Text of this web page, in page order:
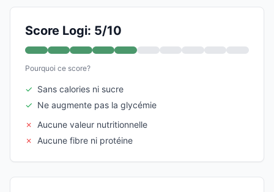
Score Logi: 5/10
Pourquoi ce score?
✓ Sans calories ni sucre
✓ Ne augmente pas la glycémie
✗
Aucune valeur nutritionnelle
✗
Aucune fibre ni protéine